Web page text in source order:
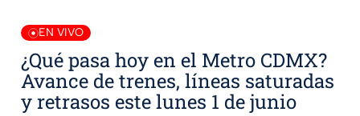
EN VIVO
¿Qué pasa hoy en el Metro CDMX?
Avance de trenes, líneas saturadas
y retrasos este lunes 1 de junio